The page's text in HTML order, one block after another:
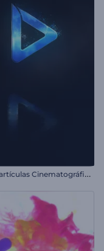
L
ogo Partículas Cinematográficas